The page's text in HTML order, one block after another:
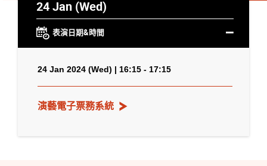
24 Jan (Wed)
表演日期&時間
24 Jan 2024 (Wed) | 16:15 - 17:15
演藝電子票務系統